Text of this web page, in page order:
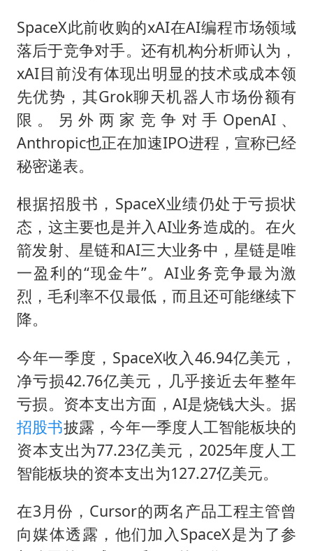
SpaceX此前收购的xAI在AI编程市场领域
落后于竞争对手。还有机构分析师认为，
xAI目前没有体现出明显的技术或成本领
先优势，其Grok聊天机器人市场份额有
限。另外两家竞争对手OpenAI、
Anthropic也正在加速IPO进程，宣称已经
秘密递表。
根据招股书，SpaceX业绩仍处于亏损状
态，这主要也是并入AI业务造成的。在火
箭发射、星链和AI三大业务中，星链是唯
一盈利的“现金牛”。AI业务竞争最为激
烈，毛利率不仅最低，而且还可能继续下
降。
今年一季度，SpaceX收入46.94亿美元，
净亏损42.76亿美元，几乎接近去年整年
亏损。资本支出方面，AI是烧钱大头。据
招股书披露，今年一季度人工智能板块的
资本支出为77.23亿美元，2025年度人工
智能板块的资本支出为127.27亿美元。
在3月份，Cursor的两名产品工程主管曾
向媒体透露，他们加入SpaceX是为了参